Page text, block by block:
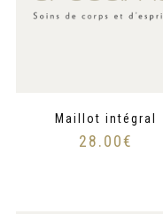
Maillot intégral
28.00€